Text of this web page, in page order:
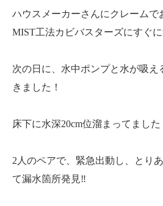
ハウスメーカーさんにクレームで
MIST工法カビバスターズにすぐ
次の日に、水中ポンプと水が吸え
きました！
床下に水深20cm位溜まってました
2人のペアで、緊急出動し、とり
て漏水箇所発見‼️